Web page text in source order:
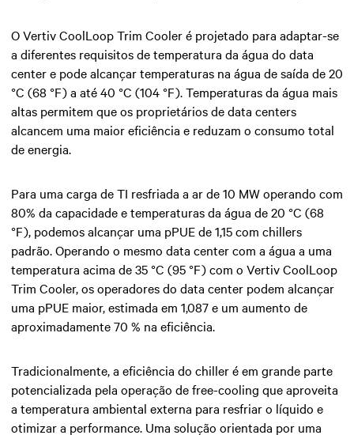
O Vertiv CoolLoop Trim Cooler é projetado para adaptar-se
a diferentes requisitos de temperatura da água do data
center e pode alcançar temperaturas na água de saída de 20
°C (68 °F) a até 40 °C (104 °F). Temperaturas da água mais
altas permitem que os proprietários de data centers
alcancem uma maior eficiência e reduzam o consumo total
de energia.
Para uma carga de TI resfriada a ar de 10 MW operando com
80% da capacidade e temperaturas da água de 20 °C (68
°F), podemos alcançar uma pPUE de 1,15 com chillers
padrão. Operando o mesmo data center com a água a uma
temperatura acima de 35 °C (95 °F) com o Vertiv CoolLoop
Trim Cooler, os operadores do data center podem alcançar
uma pPUE maior, estimada em 1,087 e um aumento de
aproximadamente 70 % na eficiência.
Tradicionalmente, a eficiência do chiller é em grande parte
potencializada pela operação de free-cooling que aproveita
a temperatura ambiental externa para resfriar o líquido e
otimizar a performance. Uma solução orientada por uma